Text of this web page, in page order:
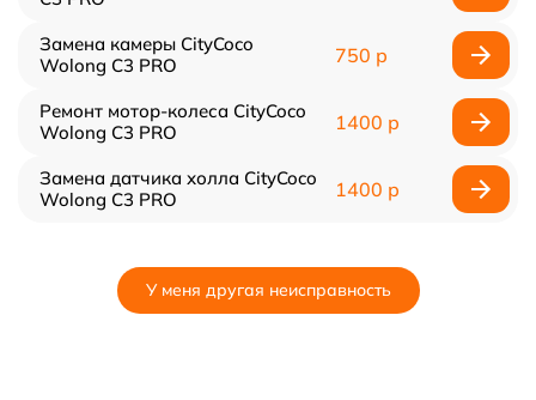
Замена камеры CityCoco
Wolong C3 PRO
750 р
Ремонт мотор-колеса CityCoco
Wolong C3 PRO
1400 р
Замена датчика холла CityCoco
Wolong C3 PRO
1400 р
У меня другая неисправность